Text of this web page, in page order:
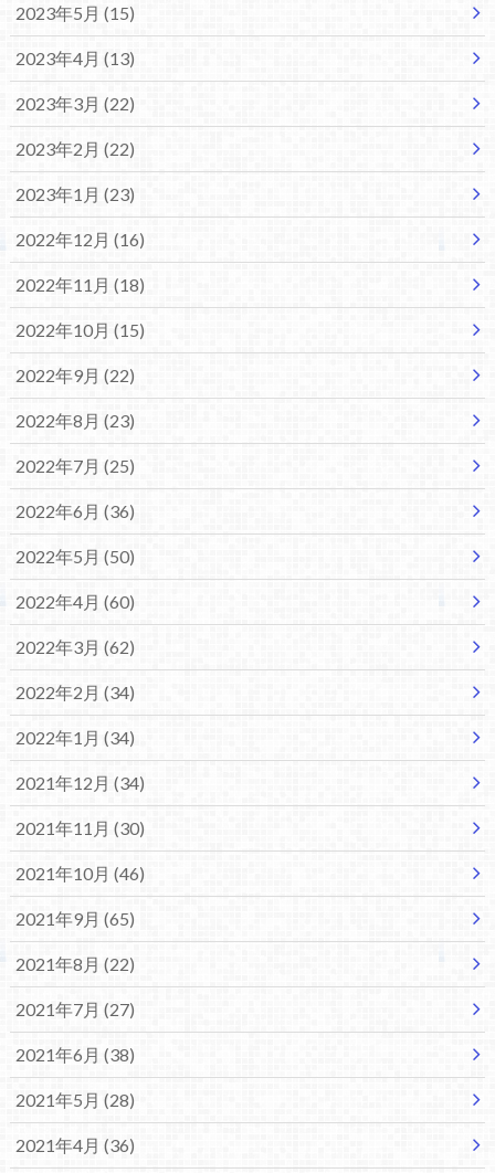
2023年5月 (15)
2023年4月 (13)
2023年3月 (22)
2023年2月 (22)
2023年1月 (23)
2022年12月 (16)
2022年11月 (18)
2022年10月 (15)
2022年9月 (22)
2022年8月 (23)
2022年7月 (25)
2022年6月 (36)
2022年5月 (50)
2022年4月 (60)
2022年3月 (62)
2022年2月 (34)
2022年1月 (34)
2021年12月 (34)
2021年11月 (30)
2021年10月 (46)
2021年9月 (65)
2021年8月 (22)
2021年7月 (27)
2021年6月 (38)
2021年5月 (28)
2021年4月 (36)